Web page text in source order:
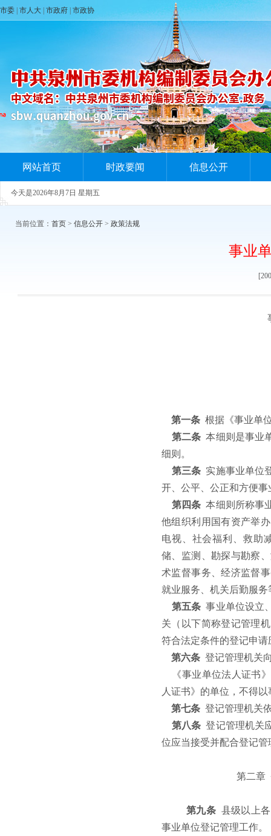
市委 市人大 市政府 市政协
网站首页 时政要闻 信息公开
今天是2026年8月7日 星期五
当前位置： 首页 > 信息公开 > 政策法规
事业
第一条 根据《事业单
第二条 本细则是事业
细则。
第三条 实施事业单位
开、公平、公正和方便
第四条 本细则所称事
他组织利用国有资产举
电视、社会福利、救助
储、监测、勘探与勘察
术监督事务、经济监督
就业服务、机关后勤服
第五条 事业单位设立
关（以下简称登记管理
符合法定条件的登记申
第六条 登记管理机关
《事业单位法人证书
人证书》的单位，不得
第七条 登记管理机关
第八条 登记管理机关
位应当接受并配合登记
第二章
第九条 县级以上
事业单位登记管理工作。